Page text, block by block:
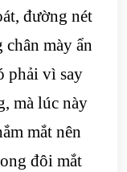
đường nét
mày ẩn
phải vì say
mà lúc này
mắt nên
đôi mắt